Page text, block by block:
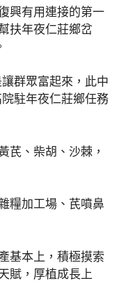
興有用連接的第一
扶年夜仁莊鄉岔
群眾富起來，此中
駐年夜仁莊鄉任務
芪、柴胡、沙棘，
糧加工場、芪噴鼻
基本上，積極摸索
賦，厚植成長上